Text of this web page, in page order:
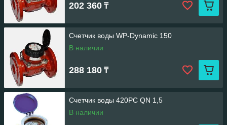
202 360 ₸
Счетчик воды WP-Dynamic 150
В наличии
288 180 ₸
Счетчик воды 420PC QN 1,5
В наличии